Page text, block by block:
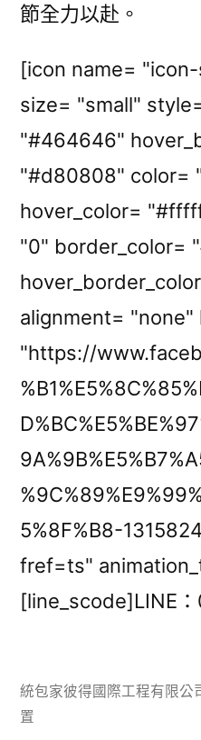
節全力以赴。
[icon name=
size= "small"
"#464646"
"#d80808" color=
hover_color=
"0" border_color=
alignment= "none"
"https://
5%8F%B8-
fref=ts"
[line_scode]LINE
統包家彼得國際工程有限公
置